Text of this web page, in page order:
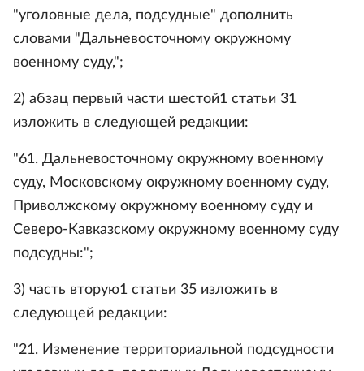
"уголовные дела, подсудные" дополнить
словами "Дальневосточному окружному
военному суду,";
2) абзац первый части шестой1 статьи 31
изложить в следующей редакции:
"61. Дальневосточному окружному военному
суду, Московскому окружному военному суду,
Приволжскому окружному военному суду и
Северо-Кавказскому окружному военному суду
подсудны:";
3) часть вторую1 статьи 35 изложить в
следующей редакции:
"21. Изменение территориальной подсудности